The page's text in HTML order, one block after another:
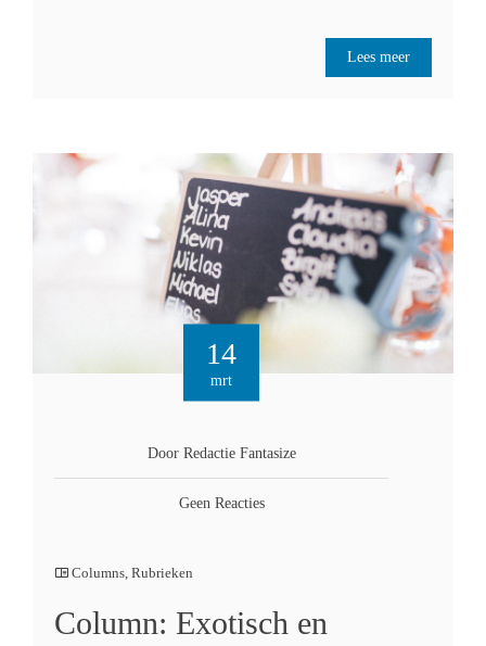
Lees meer
14
mrt
Door Redactie Fantasize
Geen Reacties
Columns, Rubrieken
Column: Exotisch en